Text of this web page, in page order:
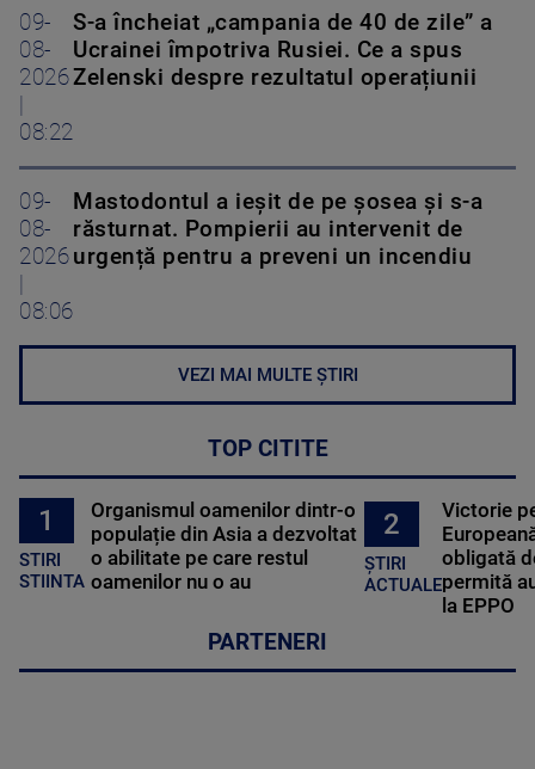
09-
08-
2026
08:22
S-a încheiat „campania de 40 de zile” a
Ucrainei împotriva Rusiei. Ce a spus
Zelenski despre rezultatul operațiunii
09-
08-
2026
08:06
Mastodontul a ieșit de pe șosea și s-a
răsturnat. Pompierii au intervenit de
urgență pentru a preveni un incendiu
VEZI MAI MULTE ȘTIRI
TOP CITITE
1
STIRI
STIINTA
Organismul oamenilor dintr-o
populație din Asia a dezvoltat
o abilitate pe care restul
oamenilor nu o au
2
ȘTIRI
ACTUALE
Victorie
obligată
permită
la EPPO
PARTENERI